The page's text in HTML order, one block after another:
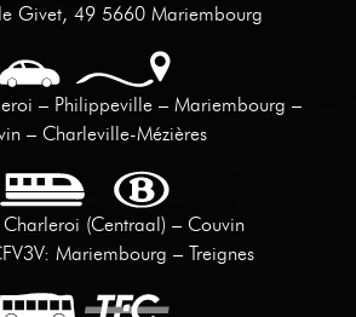
Givet, 49 5660 Mariembourg
– Philippeville – Mariembourg –
– Charleville-Mézières
(Centraal) – Couvin
Mariembourg – Treignes